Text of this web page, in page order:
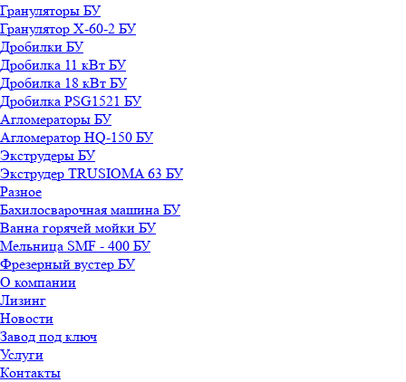
Грануляторы БУ
Гранулятор X-60-2 БУ
Дробилки БУ
Дробилка 11 кВт БУ
Дробилка 18 кВт БУ
Дробилка PSG1521 БУ
Агломераторы БУ
Агломератор HQ-150 БУ
Экструдеры БУ
Экструдер TRUSIOMA 63 БУ
Разное
Бахилосварочная машина БУ
Ванна горячей мойки БУ
Мельница SMF - 400 БУ
Фрезерный вустер БУ
О компании
Лизинг
Новости
Завод под ключ
Услуги
Контакты